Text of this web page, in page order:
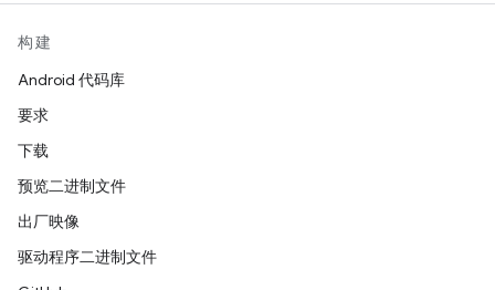
构建
Android 代码库
要求
下载
预览二进制文件
出厂映像
驱动程序二进制文件